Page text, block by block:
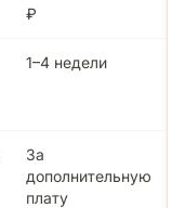
₽
1–4 недели
За
дополнительную
плату